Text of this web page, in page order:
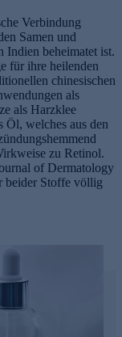
Verbindung
Samen und
Indien beheimatet ist.
für ihre heilenden
chinesischen
als
als Harzklee
welches aus den
zu Retinol.
of Dermatology
beider Stoffe völlig